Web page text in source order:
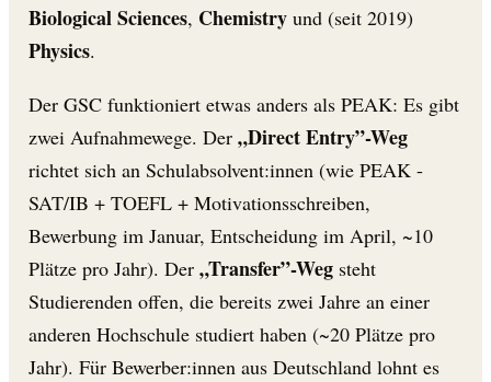
Biological Sciences, Chemistry und (seit 2019)
Physics.
Der GSC funktioniert etwas anders als PEAK: Es gibt
zwei Aufnahmewege. Der „Direct Entry”-Weg
richtet sich an Schulabsolvent:innen (wie PEAK -
SAT/IB + TOEFL + Motivationsschreiben,
Bewerbung im Januar, Entscheidung im April, ~10
Plätze pro Jahr). Der „Transfer”-Weg steht
Studierenden offen, die bereits zwei Jahre an einer
anderen Hochschule studiert haben (~20 Plätze pro
Jahr). Für Bewerber:innen aus Deutschland lohnt es